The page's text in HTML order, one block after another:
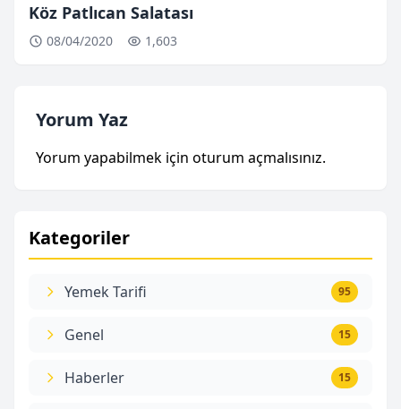
Kategoriler
Yemek Tarifi 95
Genel 15
Haberler 15
Köz Patlıcan Salatası
08/04/2020 1,603
Yorum Yaz
Yorum yapabilmek için oturum açmalısınız.